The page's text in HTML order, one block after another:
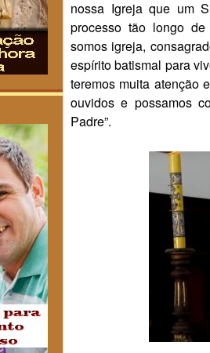
nossa Igreja que um
processo tão longo
somos igreja,
espírito batismal para
teremos muita atenção
ouvidos e possamos
Padre”.